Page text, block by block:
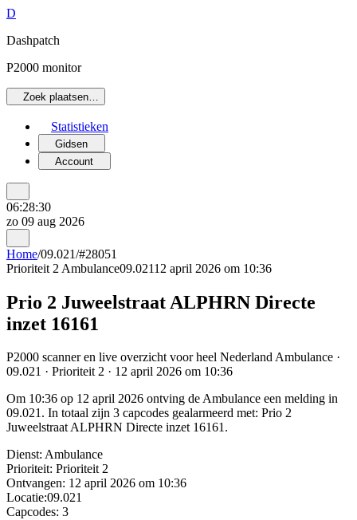
D
Dashpatch
P2000 monitor
Zoek plaatsen…
Statistieken
Gidsen
Account
06:28:30
zo 09 aug 2026
Home/09.021/#28051
Prioriteit 2 Ambulance09.02112 april 2026 om 10:36
Prio 2 Juweelstraat ALPHRN Directe
inzet 16161
P2000 scanner en live overzicht voor heel Nederland Ambulance ·
09.021 · Prioriteit 2 · 12 april 2026 om 10:36
Om 10:36 op 12 april 2026 ontving de Ambulance een melding in
09.021. In totaal zijn 3 capcodes gealarmeerd met: Prio 2
Juweelstraat ALPHRN Directe inzet 16161.
Dienst: Ambulance
Prioriteit: Prioriteit 2
Ontvangen: 12 april 2026 om 10:36
Locatie:09.021
Capcodes: 3